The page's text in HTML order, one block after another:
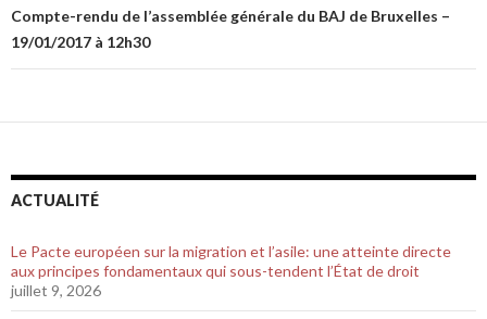
Compte-rendu de l’assemblée générale du BAJ de Bruxelles –
19/01/2017 à 12h30
ACTUALITÉ
Le Pacte européen sur la migration et l’asile: une atteinte directe
aux principes fondamentaux qui sous-tendent l’État de droit
juillet 9, 2026